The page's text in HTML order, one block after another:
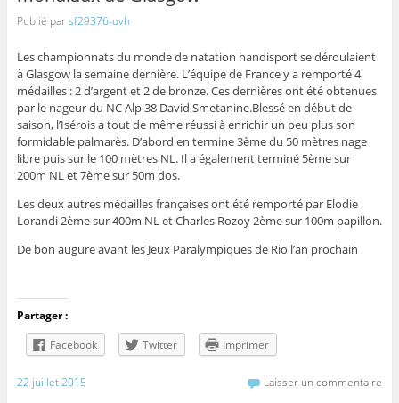
Publié parsf29376-ovh
Les championnats du monde de natation handisport se déroulaient
à Glasgow la semaine dernière. L’équipe de France y a remporté 4
médailles : 2 d’argent et 2 de bronze. Ces dernières ont été obtenues
par le nageur du NC Alp 38 David Smetanine.Blessé en début de
saison, l’Isérois a tout de même réussi à enrichir un peu plus son
formidable palmarès. D’abord en termine 3ème du 50 mètres nage
libre puis sur le 100 mètres NL. Il a également terminé 5ème sur
200m NL et 7ème sur 50m dos.
Les deux autres médailles françaises ont été remporté par Elodie
Lorandi 2ème sur 400m NL et Charles Rozoy 2ème sur 100m papillon.
De bon augure avant les Jeux Paralympiques de Rio l’an prochain
Partager :
Facebook
Twitter Imprimer
22 juillet 2015 Laisser un commentaire